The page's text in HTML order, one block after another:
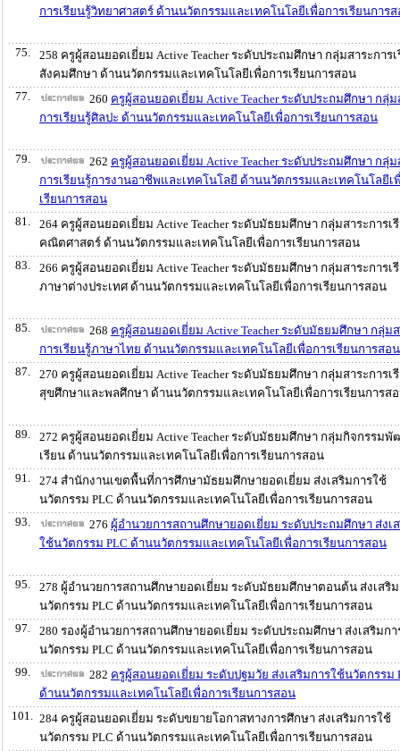
การเรียนรู้วิทยาศาสตร์ ด้านนวัตกรรมและเทคโนโลยีเพื่อการเรียนการ
75.
258 ครูผู้สอนยอดเยี่ยม Active Teacher ระดับประถมศึกษา กลุ่มสาระการ
สังคมศึกษา ด้านนวัตกรรมและเทคโนโลยีเพื่อการเรียนการสอน
77.
260 ครูผู้สอนยอดเยี่ยม Active Teacher ระดับประถมศึกษา กลุ่ม
การเรียนรู้ศิลปะ ด้านนวัตกรรมและเทคโนโลยีเพื่อการเรียนการสอน
79. 262 ครูผู้สอนยอดเยี่ยม Active Teacher ระดับประถมศึกษา กลุ่ม
การเรียนรู้การงานอาชีพและเทคโนโลยี ด้านนวัตกรรมและเทคโนโลยีเ
เรียนการสอน
81.
264 ครูผู้สอนยอดเยี่ยม Active Teacher ระดับมัธยมศึกษา กลุ่มสาระการเ
คณิตศาสตร์ ด้านนวัตกรรมและเทคโนโลยีเพื่อการเรียนการสอน
83.
266 ครูผู้สอนยอดเยี่ยม Active Teacher ระดับมัธยมศึกษา กลุ่มสาระการเ
ภาษาต่างประเทศ ด้านนวัตกรรมและเทคโนโลยีเพื่อการเรียนการสอน
85. 268 ครูผู้สอนยอดเยี่ยม Active Teacher ระดับมัธยมศึกษา กลุ่ม
การเรียนรู้ภาษาไทย ด้านนวัตกรรมและเทคโนโลยีเพื่อการเรียนการสอน
87.
270 ครูผู้สอนยอดเยี่ยม Active Teacher ระดับมัธยมศึกษา กลุ่มสาระการเ
สุขศึกษาและพลศึกษา ด้านนวัตกรรมและเทคโนโลยีเพื่อการเรียนการส
89.
272 ครูผู้สอนยอดเยี่ยม Active Teacher ระดับมัธยมศึกษา กลุ่มกิจกรรมพั
เรียน ด้านนวัตกรรมและเทคโนโลยีเพื่อการเรียนการสอน
91.
274 สำนักงานเขตพื้นที่การศึกษามัธยมศึกษายอดเยี่ยม ส่งเสริมการใช้
นวัตกรรม PLC ด้านนวัตกรรมและเทคโนโลยีเพื่อการเรียนการสอน
93.
276 ผู้อำนวยการสถานศึกษายอดเยี่ยม ระดับประถมศึกษา ส่งเ
ใช้นวัตกรรม PLC ด้านนวัตกรรมและเทคโนโลยีเพื่อการเรียนการสอน
95.
278 ผู้อำนวยการสถานศึกษายอดเยี่ยม ระดับมัธยมศึกษาตอนต้น ส่งเสริ
นวัตกรรม PLC ด้านนวัตกรรมและเทคโนโลยีเพื่อการเรียนการสอน
97.
280 รองผู้อำนวยการสถานศึกษายอดเยี่ยม ระดับประถมศึกษา ส่งเสริมกา
นวัตกรรม PLC ด้านนวัตกรรมและเทคโนโลยีเพื่อการเรียนการสอน
99.
282 ครูผู้สอนยอดเยี่ยม ระดับปฐมวัย ส่งเสริมการใช้นวัตกรรม
ด้านนวัตกรรมและเทคโนโลยีเพื่อการเรียนการสอน
101.
284 ครูผู้สอนยอดเยี่ยม ระดับขยายโอกาสทางการศึกษา ส่งเสริมการใช้
นวัตกรรม PLC ด้านนวัตกรรมและเทคโนโลยีเพื่อการเรียนการสอน